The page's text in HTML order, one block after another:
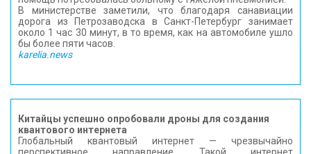
В министерстве заметили, что благодаря санавиации
дорога из Петрозаводска в Санкт-Петербург занимает
около 1 час 30 минут, в то время, как на автомобиле ушло
бы более пяти часов.
karelia.news
Китайцы успешно опробовали дроны для создания
квантового интернета
Глобальный квантовый интернет — чрезвычайно